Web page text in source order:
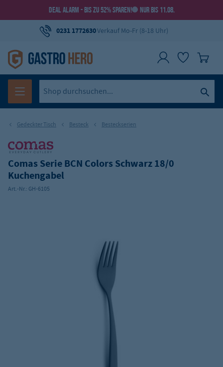
DEAL ALARM - BIS ZU 52% SPAREN! NUR BIS 11.08.
0231 1772630Verkauf Mo-Fr (8-18 Uhr)
Gedeckter Tisch Besteck Besteckserien
Comas Serie BCN Colors Schwarz 18/0
Kuchengabel
Art.-Nr.: GH-6105